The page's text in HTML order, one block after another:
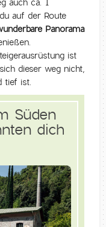
auch ca. 1
auf der Route
Panorama
ist
dieser weg nicht,
tief ist.
Süden
dich